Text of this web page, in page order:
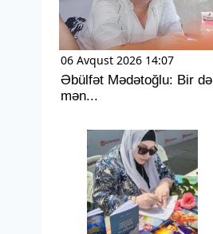
06 Avqust 2026 14:07
Əbülfət Mədətoğlu: Bir də
mən...